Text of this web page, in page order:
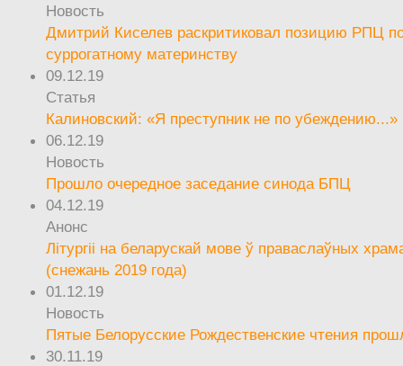
Новость
Дмитрий Киселев раскритиковал позицию РПЦ
суррогатному материнству
09.12.19
Статья
Калиновский: «Я преступник не по убеждению...»
06.12.19
Новость
Прошло очередное заседание синода БПЦ
04.12.19
Анонс
Літургіі на беларускай мове ў праваслаўных
(снежань 2019 года)
01.12.19
Новость
Пятые Белорусские Рождественские чтения
30.11.19